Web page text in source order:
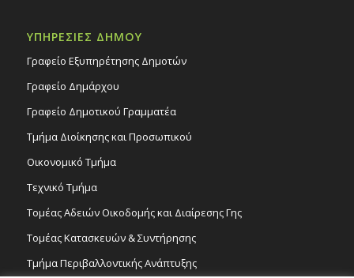
ΥΠΗΡΕΣΙΕΣ ΔΗΜΟΥ
Γραφείο Εξυπηρέτησης Δημοτών
Γραφείο Δημάρχου
Γραφείο Δημοτικού Γραμματέα
Τμήμα Διοίκησης και Προσωπικού
Οικονομικό Τμήμα
Τεχνικό Τμήμα
Τομέας Αδειών Οικοδομής και Διαίρεσης Γης
Τομέας Κατασκευών & Συντήρησης
Τμήμα Περιβαλλοντικής Ανάπτυξης